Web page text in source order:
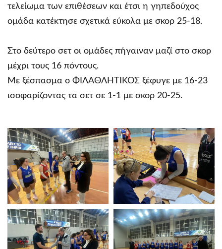
τελείωμα των επιθέσεων και έτσι η γηπεδούχος
ομάδα κατέκτησε σχετικά εύκολα με σκορ 25-18.
Στο δεύτερο σετ οι ομάδες πήγαιναν μαζί στο σκορ
μέχρι τους 16 πόντους.
Με ξέσπασμα ο ΦΙΛΑΘΛΗΤΙΚΟΣ ξέφυγε με 16-23
ισοφαρίζοντας τα σετ σε 1-1 με σκορ 20-25.